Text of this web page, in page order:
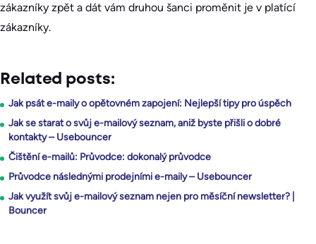
zákazníky zpět a dát vám druhou šanci proměnit je v platící
zákazníky.
Related posts:
Jak psát e-maily o opětovném zapojení: Nejlepší tipy pro úspěch
Jak se starat o svůj e-mailový seznam, aniž byste přišli o dobré
kontakty – Usebouncer
Čištění e-mailů: Průvodce: dokonalý průvodce
Průvodce následnými prodejními e-maily – Usebouncer
Jak využít svůj e-mailový seznam nejen pro měsíční newsletter? |
Bouncer